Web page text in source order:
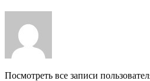
Посмотреть все записи